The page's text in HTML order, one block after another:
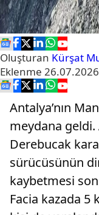
Oluşturan Kürşat
Eklenme
Antalya’nın
meydana geldi.
Derebucak
sürücüsünün
kaybetmesi
Facia kazada 5